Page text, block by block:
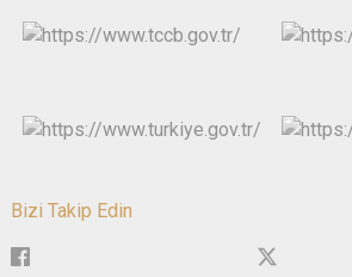
Bizi Takip Edin